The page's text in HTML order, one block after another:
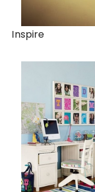
Inspire